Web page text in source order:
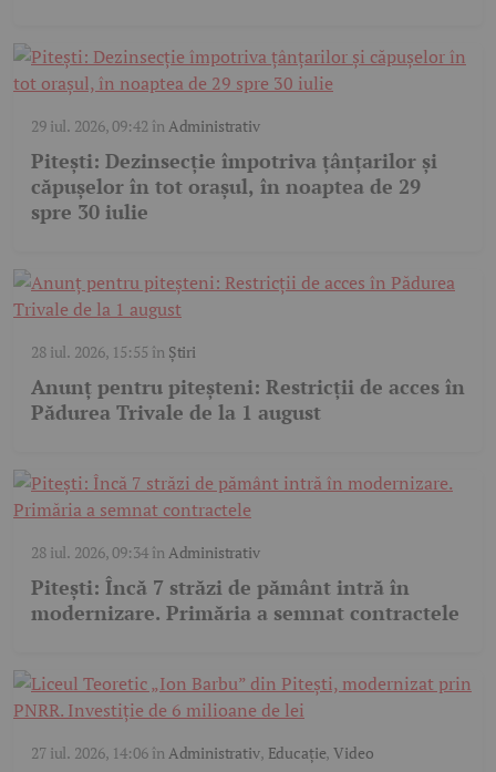
29 iul. 2026, 09:42 înAdministrativ
Pitești: Dezinsecție împotriva țânțarilor și
căpușelor în tot orașul, în noaptea de 29
spre 30 iulie
28 iul. 2026, 15:55 în Știri
Anunț pentru piteșteni: Restricții de acces în
Pădurea Trivale de la 1 august
28 iul. 2026, 09:34înAdministrativ
Pitești: Încă 7 străzi de pământ intră în
modernizare. Primăria a semnat contractele
27 iul. 2026, 14:06înAdministrativ, Educație,Video